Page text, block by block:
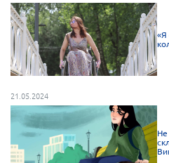
Брянская область
Владимирская область
Волгоградская область
Ивановская область
Калининградская область
Кемеровская область
«Я
21.05.2024